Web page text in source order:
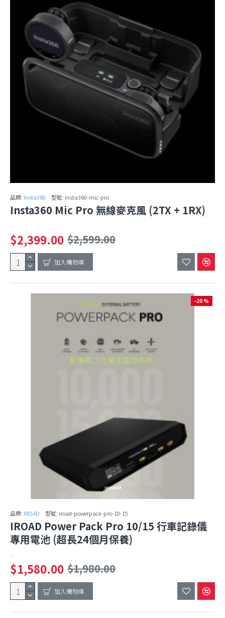
品牌: Insta360 型號: insta360-mic-pro
Insta360 Mic Pro 無線麥克風 (2TX + 1RX)
..
$2,399.00 $2,599.00
加入購物車
-20 %
品牌: IROAD 型號: iroad-powerpack-pro-10-15
IROAD Power Pack Pro 10/15 行車記錄儀
專用電池 (超長24個月保養)
..
$1,580.00 $1,980.00
加入購物車